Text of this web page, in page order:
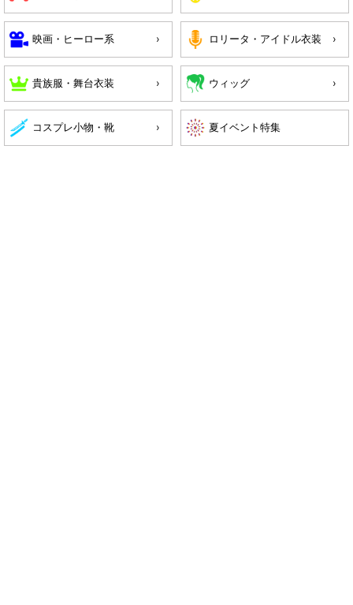
映画・ヒーロー系 ロリータ・アイドル衣装
貴族服・舞台衣装 ウィッグ
コスプレ小物・靴